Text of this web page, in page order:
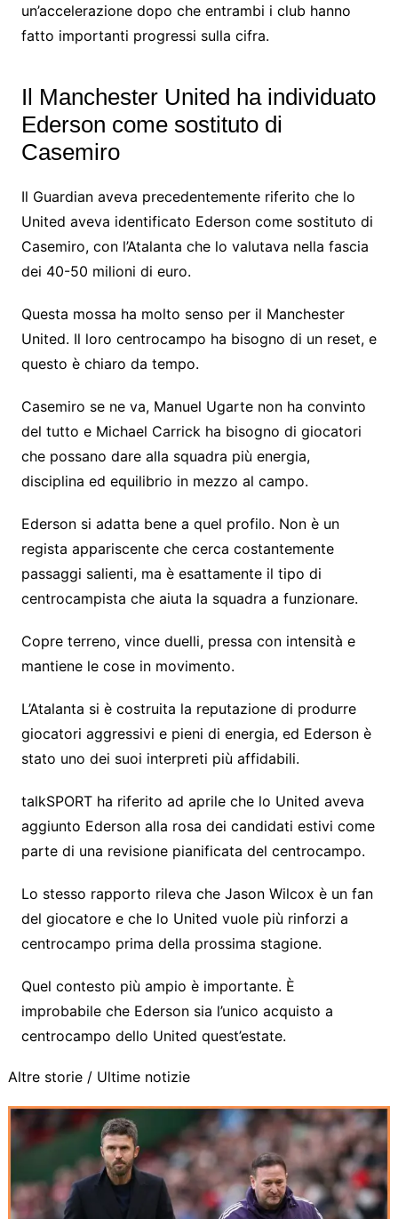
un’accelerazione dopo che entrambi i club hanno
fatto importanti progressi sulla cifra.
Il Manchester United ha individuato
Ederson come sostituto di
Casemiro
Il Guardian aveva precedentemente riferito che lo
United aveva identificato Ederson come sostituto di
Casemiro, con l’Atalanta che lo valutava nella fascia
dei 40-50 milioni di euro.
Questa mossa ha molto senso per il Manchester
United. Il loro centrocampo ha bisogno di un reset, e
questo è chiaro da tempo.
Casemiro se ne va, Manuel Ugarte non ha convinto
del tutto e Michael Carrick ha bisogno di giocatori
che possano dare alla squadra più energia,
disciplina ed equilibrio in mezzo al campo.
Ederson si adatta bene a quel profilo. Non è un
regista appariscente che cerca costantemente
passaggi salienti, ma è esattamente il tipo di
centrocampista che aiuta la squadra a funzionare.
Copre terreno, vince duelli, pressa con intensità e
mantiene le cose in movimento.
L’Atalanta si è costruita la reputazione di produrre
giocatori aggressivi e pieni di energia, ed Ederson è
stato uno dei suoi interpreti più affidabili.
talkSPORT ha riferito ad aprile che lo United aveva
aggiunto Ederson alla rosa dei candidati estivi come
parte di una revisione pianificata del centrocampo.
Lo stesso rapporto rileva che Jason Wilcox è un fan
del giocatore e che lo United vuole più rinforzi a
centrocampo prima della prossima stagione.
Quel contesto più ampio è importante. È
improbabile che Ederson sia l’unico acquisto a
centrocampo dello United quest’estate.
Altre storie / Ultime notizie